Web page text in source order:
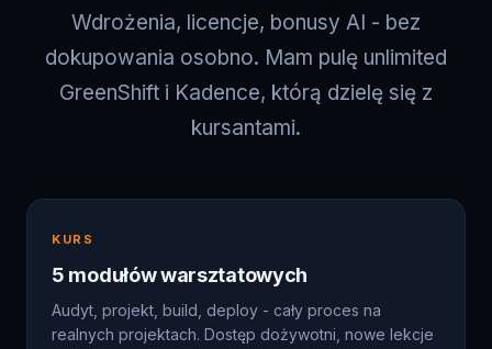
dokupowania osobno. Mam pulę unlimited
GreenShift i Kadence, którą dzielę się z
kursantami.
KURS
5 modułów warsztatowych
Audyt, projekt, build, deploy - cały proces na
realnych projektach. Dostęp dożywotni, nowe lekcje
gratis.